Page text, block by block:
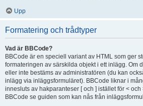
Upp
Formatering och trådtyper
Vad är BBCode?
BBCode är en speciell variant av HTML som ger
formateringen av särskilda objekt i ett inlägg. Om
eller inte bestäms av administratören (du kan
inlägg via inläggsformuläret). BBCode liknar i
innesluts av hakparanteser [ och ] istället för <
BBCode se guiden som kan nås från